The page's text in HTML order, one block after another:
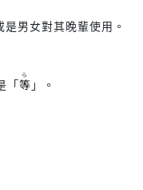
是男女對其晚輩使用。
「等
ら
」。